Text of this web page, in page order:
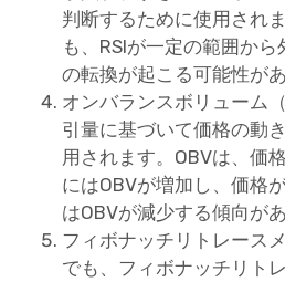
判断するために使用され
も、RSIが一定の範囲か
の転換が起こる可能性があ
オンバランスボリューム
引量に基づいて価格の動
用されます。OBVは、価
にはOBVが増加し、価格
はOBVが減少する傾向が
フィボナッチリトレース
でも、フィボナッチリト